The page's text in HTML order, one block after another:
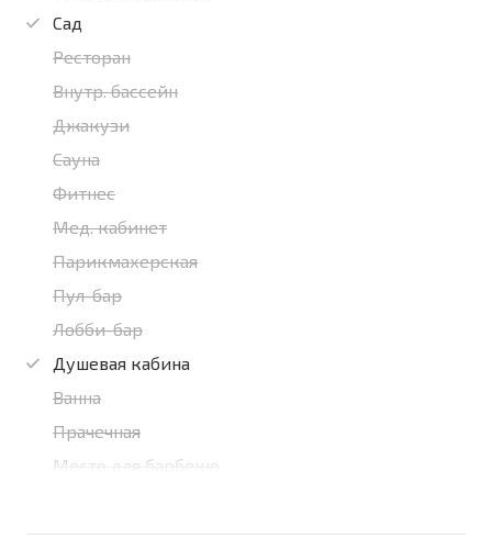
Сад
Ресторан
Внутр. бассейн
Джакузи
Сауна
Фитнес
Мед. кабинет
Парикмахерская
Пул-бар
Лобби-бар
Душевая кабина
Ванна
Прачечная
Место для барбекю